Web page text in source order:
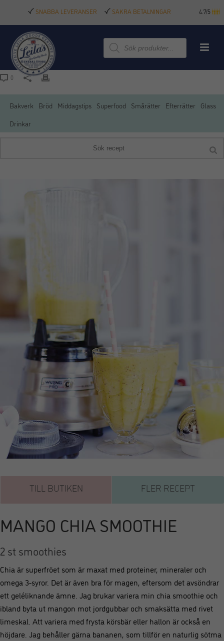
SNABBA LEVERANSER SÄKRA BETALNINGAR 4.7/5
Produktsökning
0
Bakverk Bröd Middagstips Superfood Smårätter Efterrätter Glass
Drinkar
TILL BUTIKEN FLER RECEPT
MANGO CHIA SMOOTHIE
2 st smoothies
Chia är superfröet som är maxat med proteiner, mineraler och
omega 3-syror. Det är även bra för magen, eftersom det avsöndrar
ett geléliknande ämne. Jag brukar variera min chia smoothie och
ibland byta ut mangon mot jordgubbar och smaksätta med rivet
limeskal. Att variera med frysta körsbär eller hallon är också en
höjdare. Jag behåller gärna bananen, som tillför en naturlig sötma